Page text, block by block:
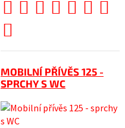
MOBILNÍ PŘÍVĚS 125 -
SPRCHY S WC